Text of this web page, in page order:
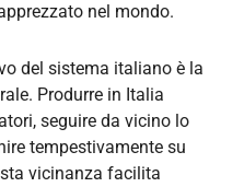
nel mondo.
del sistema italiano è la
Produrre in Italia
seguire da vicino lo
tempestivamente su
vicinanza facilita